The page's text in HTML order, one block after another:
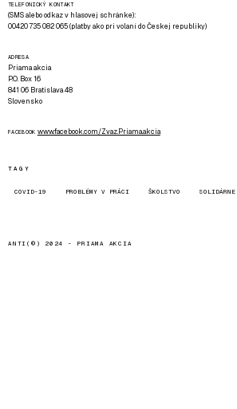
TELEFONICKÝ KONTAKT
(SMS alebo odkaz v hlasovej schránke):
00420 735 082 065 (platby ako pri volaní do Českej republiky)
ADRESA
Priama akcia
P.O. Box 16
841 06 Bratislava 48
Slovensko
FACEBOOK www.facebook.com/Zvaz.Priama.akcia
TAGY
COVID-19 PROBLÉMY V PRÁCI ŠKOLSTVO
ANTI(©) 2024 - PRIAMA AKCIA